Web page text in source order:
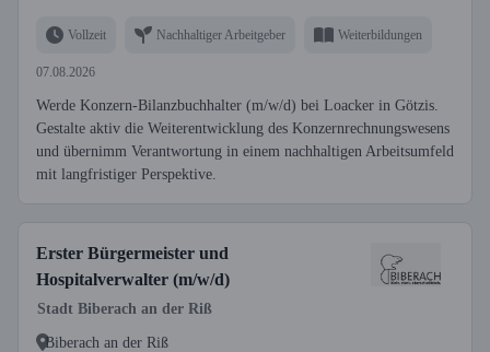
Vollzeit Nachhaltiger Arbeitgeber Weiterbildungen
07.08.2026
Werde Konzern-Bilanzbuchhalter (m/w/d) bei Loacker in Götzis.
Gestalte aktiv die Weiterentwicklung des Konzernrechnungswesens
und übernimm Verantwortung in einem nachhaltigen Arbeitsumfeld
mit langfristiger Perspektive.
Erster Bürgermeister und
Hospitalverwalter (m/w/d)
Stadt Biberach an der Riß
Biberach an der Riß